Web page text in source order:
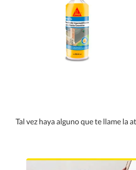
Tal vez haya alguno que te llame la